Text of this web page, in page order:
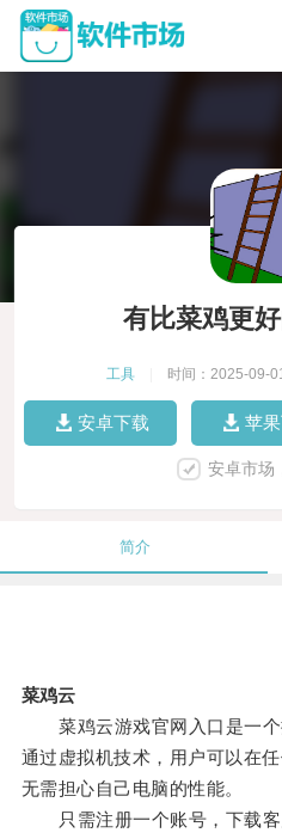
有比菜鸡更
工具 时间：2025-09-
安卓下载 苹
安卓市场
简介
菜鸡云
菜鸡云游戏官网入口是一个
通过虚拟机技术，用户可以在
无需担心自己电脑的性能。
只需注册一个账号，下载客